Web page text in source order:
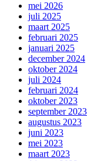
mei 2026
juli 2025
maart 2025
februari 2025
januari 2025
december 2024
oktober 2024
juli 2024
februari 2024
oktober 2023
september 2023
augustus 2023
juni 2023
mei 2023
maart 2023